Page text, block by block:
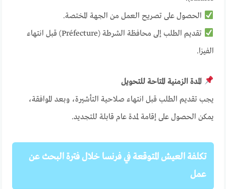
الحصول على تصريح العمل من الجهة المختصة.
تقديم الطلب إلى محافظة الشرطة (Préfecture) قبل انتهاء
الفيزا.
المدة الزمنية المتاحة للتحويل
يجب تقديم الطلب قبل انتهاء صلاحية التأشيرة، وبعد الموافقة،
يمكن الحصول على إقامة لمدة عام قابلة للتجديد.
تكلفة العيش المتوقعة في فرنسا خلال فترة البحث عن
عمل